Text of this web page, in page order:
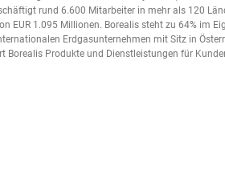
rund 6.600 Mitarbeiter in mehr als 120
EUR 1.095 Millionen. Borealis steht zu 64% im
Erdgasunternehmen mit Sitz in
Borealis Produkte und Dienstleistungen für